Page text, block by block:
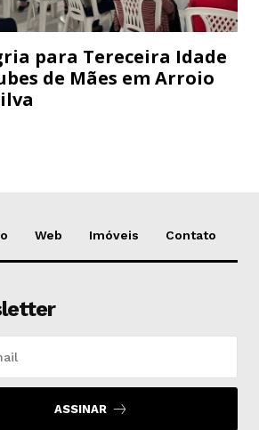
para Tereceira Idade
de Mães em Arroio
Web Imóveis Contato
ASSINAR